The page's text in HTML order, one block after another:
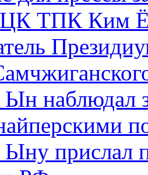
ЦК ТПК Ким
наблюдал
прислал